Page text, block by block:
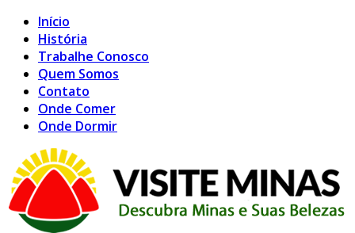
Início
História
Trabalhe Conosco
Quem Somos
Contato
Onde Comer
Onde Dormir